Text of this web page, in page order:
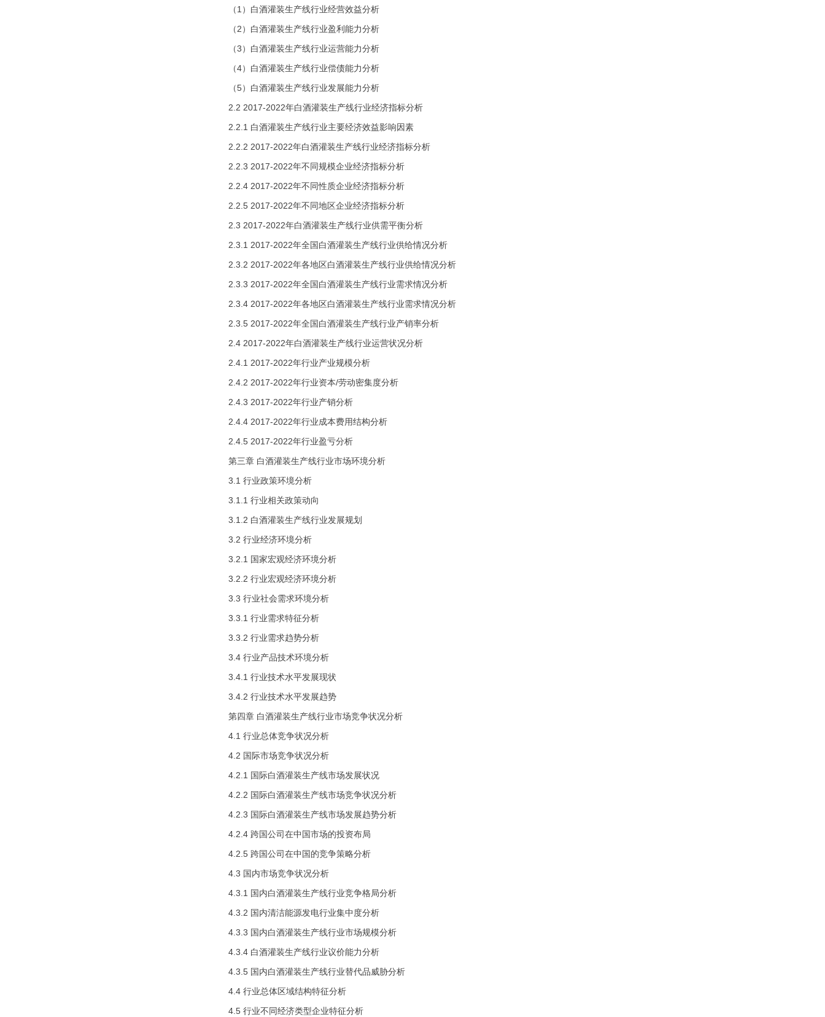
（1）白酒灌装生产线行业经营效益分析
（2）白酒灌装生产线行业盈利能力分析
（3）白酒灌装生产线行业运营能力分析
（4）白酒灌装生产线行业偿债能力分析
（5）白酒灌装生产线行业发展能力分析
2.2 2017-2022年白酒灌装生产线行业经济指标分析
2.2.1 白酒灌装生产线行业主要经济效益影响因素
2.2.2 2017-2022年白酒灌装生产线行业经济指标分析
2.2.3 2017-2022年不同规模企业经济指标分析
2.2.4 2017-2022年不同性质企业经济指标分析
2.2.5 2017-2022年不同地区企业经济指标分析
2.3 2017-2022年白酒灌装生产线行业供需平衡分析
2.3.1 2017-2022年全国白酒灌装生产线行业供给情况分析
2.3.2 2017-2022年各地区白酒灌装生产线行业供给情况分析
2.3.3 2017-2022年全国白酒灌装生产线行业需求情况分析
2.3.4 2017-2022年各地区白酒灌装生产线行业需求情况分析
2.3.5 2017-2022年全国白酒灌装生产线行业产销率分析
2.4 2017-2022年白酒灌装生产线行业运营状况分析
2.4.1 2017-2022年行业产业规模分析
2.4.2 2017-2022年行业资本/劳动密集度分析
2.4.3 2017-2022年行业产销分析
2.4.4 2017-2022年行业成本费用结构分析
2.4.5 2017-2022年行业盈亏分析
第三章 白酒灌装生产线行业市场环境分析
3.1 行业政策环境分析
3.1.1 行业相关政策动向
3.1.2 白酒灌装生产线行业发展规划
3.2 行业经济环境分析
3.2.1 国家宏观经济环境分析
3.2.2 行业宏观经济环境分析
3.3 行业社会需求环境分析
3.3.1 行业需求特征分析
3.3.2 行业需求趋势分析
3.4 行业产品技术环境分析
3.4.1 行业技术水平发展现状
3.4.2 行业技术水平发展趋势
第四章 白酒灌装生产线行业市场竞争状况分析
4.1 行业总体竞争状况分析
4.2 国际市场竞争状况分析
4.2.1 国际白酒灌装生产线市场发展状况
4.2.2 国际白酒灌装生产线市场竞争状况分析
4.2.3 国际白酒灌装生产线市场发展趋势分析
4.2.4 跨国公司在中国市场的投资布局
4.2.5 跨国公司在中国的竞争策略分析
4.3 国内市场竞争状况分析
4.3.1 国内白酒灌装生产线行业竞争格局分析
4.3.2 国内清洁能源发电行业集中度分析
4.3.3 国内白酒灌装生产线行业市场规模分析
4.3.4 白酒灌装生产线行业议价能力分析
4.3.5 国内白酒灌装生产线行业替代品威胁分析
4.4 行业总体区域结构特征分析
4.5 行业不同经济类型企业特征分析